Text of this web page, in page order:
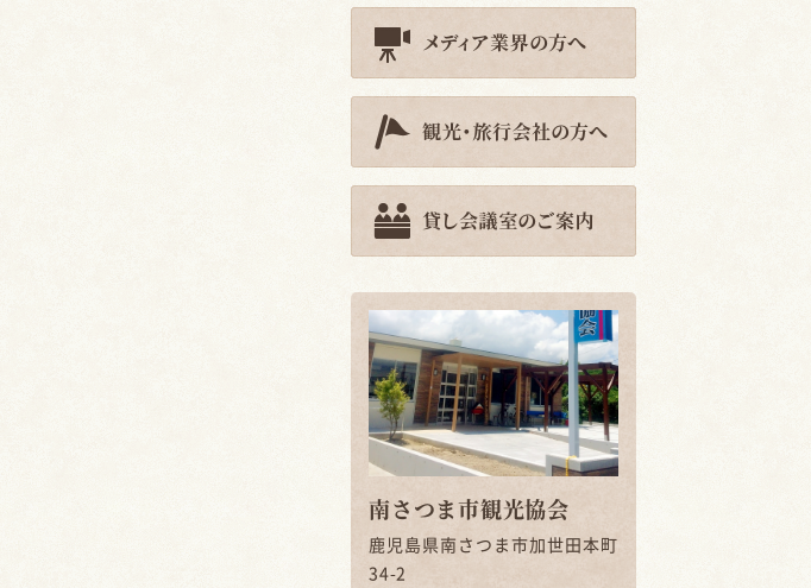
南さつま市観光協会
鹿児島県南さつま市加世田本町
34-2